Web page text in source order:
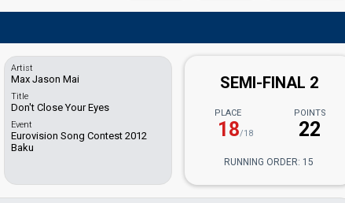
Artist
Max Jason Mai
Title
Don't Close Your Eyes
Event
Eurovision Song Contest 2012
Baku
SEMI-FINAL 2
PLACE
18/18
POINTS
22
RUNNING ORDER: 15